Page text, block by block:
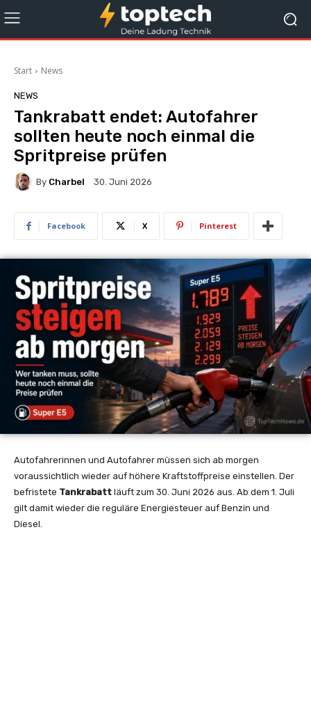
Start News
NEWS
Tankrabatt endet: Autofahrer
sollten heute noch einmal die
Spritpreise prüfen
By Charbel 30. Juni 2026
Facebook X Pinterest
Autofahrerinnen und Autofahrer müssen sich ab morgen
voraussichtlich wieder auf höhere Kraftstoffpreise einstellen. Der
befristete Tankrabatt läuft zum 30. Juni 2026 aus. Ab dem 1. Juli
gilt damit wieder die reguläre Energiesteuer auf Benzin und
Diesel.